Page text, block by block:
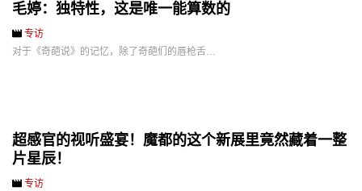
毛婷：独特性，这是唯一能算数的
专访
对于《奇葩说》的记忆，除了奇葩们的唇枪舌…
超感官的视听盛宴！魔都的这个新展里竟然藏着一整
片星辰！
专访